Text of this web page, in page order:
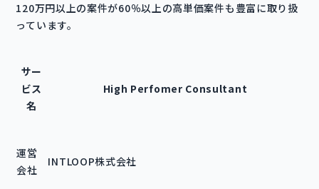
120万円以上の案件が60％以上の高単価案件も豊富に取り扱
っています。
サー
ビス
名
High Perfomer Consultant
運営
会社
INTLOOP株式会社